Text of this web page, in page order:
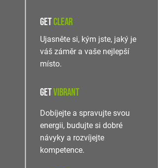
getclear
Ujasněte si, kým jste, jaký je
váš záměr a vaše nejlepší
místo.
getvibrant
Dobíjejte a spravujte svou
energii, budujte si dobré
návyky a rozvíjejte
kompetence.